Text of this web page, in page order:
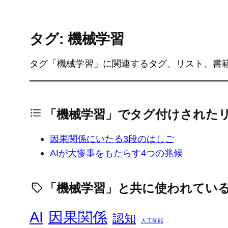
タグ: 機械学習
タグ「機械学習」に関連するタグ、リスト、書
「機械学習」でタグ付けされた
因果関係にいたる3段のはしご
AIが大惨事をもたらす4つの兆候
「機械学習」と共に使われてい
AI 因果関係 認知 人工知能